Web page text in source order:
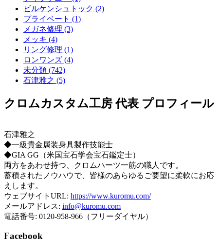
ビルケンシュトック (2)
プライベート (1)
メガネ修理 (3)
メッキ (4)
リング修理 (1)
ロンワンズ (4)
未分類 (742)
石津雅之 (5)
クロムカスタム工房 代表 プロフィール
石津雅之
◆一級貴金属装身具製作技能士
◆GIA GG（米国宝石学会宝石鑑定士）
両方をあわせ持つ、クロムハーツ一筋の職人です。
蓄積されたノウハウで、皆様のあらゆるご要望に柔軟にお応
えします。
ウェブサイトURL: https://www.kuromu.com/
メールアドレス: info@kuromu.com
電話番号: 0120-958-966（フリーダイヤル）
Facebook